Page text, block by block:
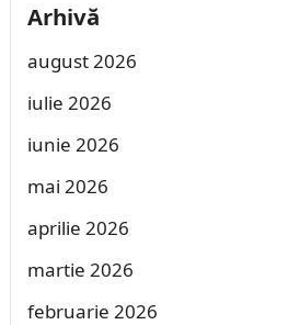
Arhivă
august 2026
iulie 2026
iunie 2026
mai 2026
aprilie 2026
martie 2026
februarie 2026